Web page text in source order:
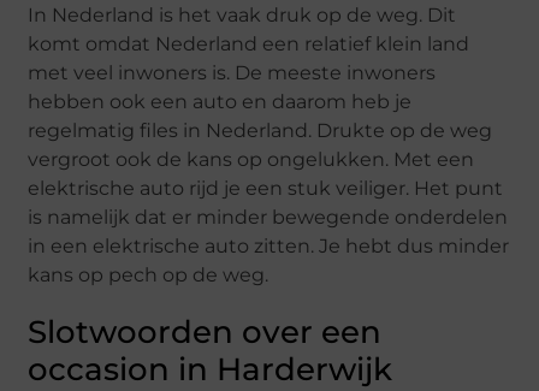
In Nederland is het vaak druk op de weg. Dit
komt omdat Nederland een relatief klein land
met veel inwoners is. De meeste inwoners
hebben ook een auto en daarom heb je
regelmatig files in Nederland. Drukte op de weg
vergroot ook de kans op ongelukken. Met een
elektrische auto rijd je een stuk veiliger. Het punt
is namelijk dat er minder bewegende onderdelen
in een elektrische auto zitten. Je hebt dus minder
kans op pech op de weg.
Slotwoorden over een
occasion in Harderwijk